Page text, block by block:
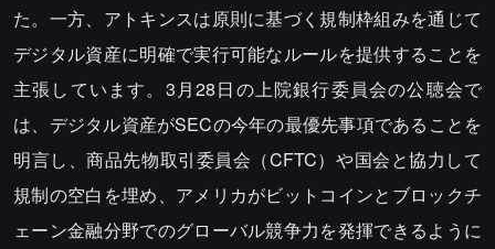
た。一方、アトキンスは原則に基づく規制枠組みを通じて
デジタル資産に明確で実行可能なルールを提供することを
主張しています。3月28日の上院銀行委員会の公聴会で
は、デジタル資産がSECの今年の最優先事項であることを
明言し、商品先物取引委員会（CFTC）や国会と協力して
規制の空白を埋め、アメリカがビットコインとブロックチ
ェーン金融分野でのグローバル競争力を発揮できるように